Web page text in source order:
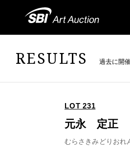
RESULTS 過去に開
LOT 231
元永 定正
むらさきみどりおれ